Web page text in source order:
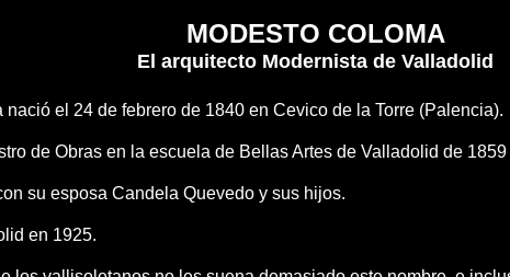
MODESTO COLOMA
El arquitecto Modernista de Valladolid
el 24 de febrero de 1840 en Cevico de la Torre (Palencia).
de Obras en la escuela de Bellas Artes de Valladolid de 1859
su esposa Candela Quevedo y sus hijos.
en 1925.